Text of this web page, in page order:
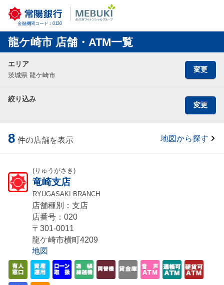
金融機関コード：0130
龍ケ崎市 店舗・ATM一覧
エリア
茨城県 龍ケ崎市
変更
絞り込み
変更
8 件の店舗を表示 地図から探す
(りゅうがさき)
竜崎支店
RYUGASAKI BRANCH
店舗種別：支店
店番号：020
〒301-0011
龍ケ崎市横町4209
地図